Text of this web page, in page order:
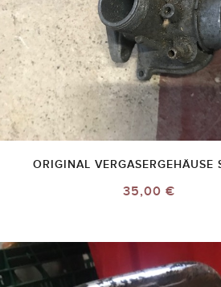
ORIGINAL VERGASERGEHÄUSE
35,00 €